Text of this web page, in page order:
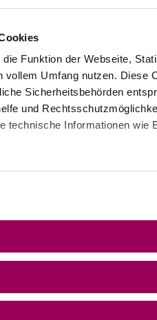
Funktion der Webseite,
vollem Umfang nutzen.
Sicherheitsbehörden
und
technische Informationen